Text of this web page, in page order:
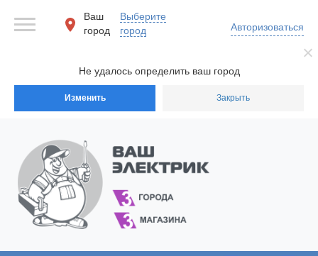
Не удалось определить ваш город
Изменить Закрыть
Ваш
город
Выберите
город
Авторизоваться